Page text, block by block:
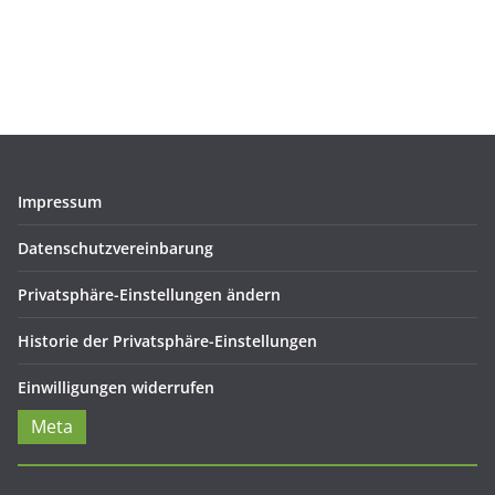
Impressum
Datenschutzvereinbarung
Privatsphäre-Einstellungen ändern
Historie der Privatsphäre-Einstellungen
Einwilligungen widerrufen
Meta